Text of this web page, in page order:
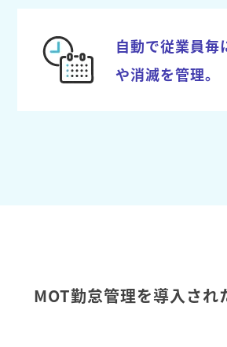
自動で従業員毎
や消滅を管理。
MOT勤怠管理を導入され